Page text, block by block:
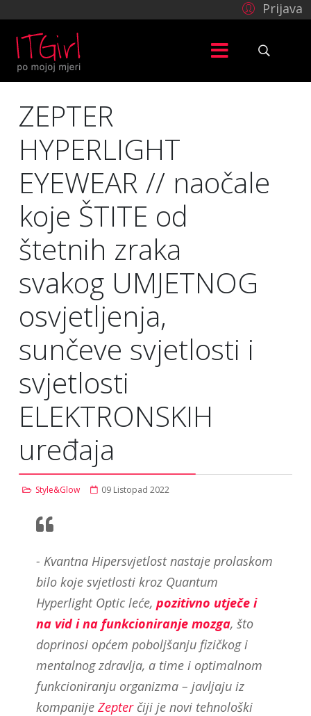
Prijava
ZEPTER
HYPERLIGHT
EYEWEAR // naočale
koje ŠTITE od
štetnih zraka
svakog UMJETNOG
osvjetljenja,
sunčeve svjetlosti i
svjetlosti
ELEKTRONSKIH
uređaja
Style&Glow 09 Listopad 2022
- Kvantna Hipersvjetlost nastaje prolaskom
bilo koje svjetlosti kroz Quantum
Hyperlight Optic leće, pozitivno utječe i
na vid i na funkcioniranje mozga, što
doprinosi općem poboljšanju fizičkog i
mentalnog zdravlja, a time i optimalnom
funkcioniranju organizma – javljaju iz
kompanije Zepterčiji je novi tehnološki